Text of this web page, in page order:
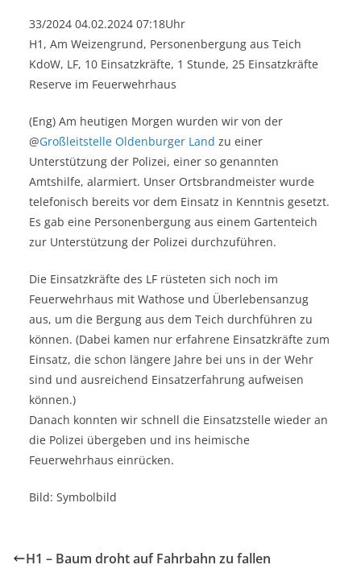
33/2024 04.02.2024 07:18Uhr
H1, Am Weizengrund, Personenbergung aus Teich
KdoW, LF, 10 Einsatzkräfte, 1 Stunde, 25 Einsatzkräfte
Reserve im Feuerwehrhaus
(Eng) Am heutigen Morgen wurden wir von der
@Großleitstelle Oldenburger Land zu einer
Unterstützung der Polizei, einer so genannten
Amtshilfe, alarmiert. Unser Ortsbrandmeister wurde
telefonisch bereits vor dem Einsatz in Kenntnis gesetzt.
Es gab eine Personenbergung aus einem Gartenteich
zur Unterstützung der Polizei durchzuführen.
Die Einsatzkräfte des LF rüsteten sich noch im
Feuerwehrhaus mit Wathose und Überlebensanzug
aus, um die Bergung aus dem Teich durchführen zu
können. (Dabei kamen nur erfahrene Einsatzkräfte zum
Einsatz, die schon längere Jahre bei uns in der Wehr
sind und ausreichend Einsatzerfahrung aufweisen
können.)
Danach konnten wir schnell die Einsatzstelle wieder an
die Polizei übergeben und ins heimische
Feuerwehrhaus einrücken.
Bild: Symbolbild
H1 – Baum droht auf Fahrbahn zu fallen